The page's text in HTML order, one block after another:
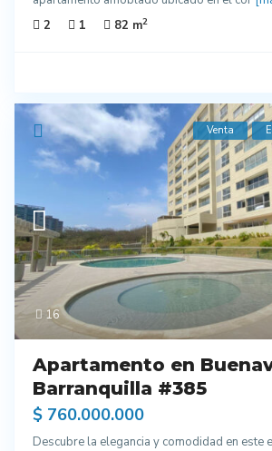
2
1 82 m2
16
Venta
Apartamento en
Barranquilla #385
$ 760.000.000
Descubre la elegancia y comodidad en este